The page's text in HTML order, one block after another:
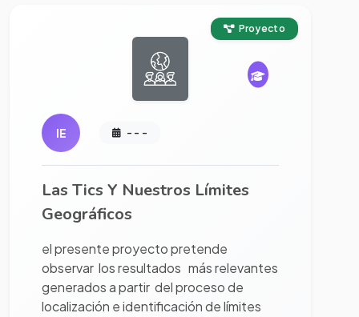
Proyecto
IE - - -
Las Tics Y Nuestros Límites
Geográficos
el presente proyecto pretende
observar los resultados más relevantes
generados a partir del proceso de
localización e identificación de límites